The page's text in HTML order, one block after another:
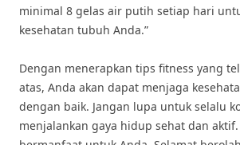
minimal 8 gelas air putih setiap hari
kesehatan tubuh Anda.”
Dengan menerapkan tips fitness yang
atas, Anda akan dapat menjaga
dengan baik. Jangan lupa untuk selalu
menjalankan gaya hidup sehat dan